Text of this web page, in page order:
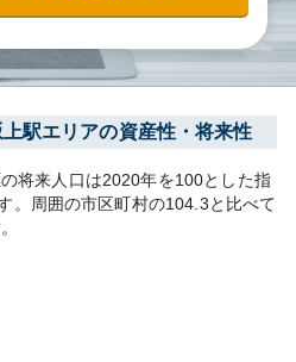
駅エリアの資産性・将来性
の将来人口は2020年を100とした指
。 周囲の市区町村の104.3と比べて